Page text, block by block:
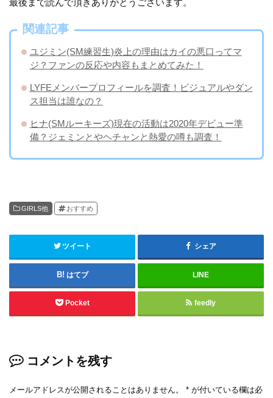
最後まで読んで頂きありがとうございます。
関連記事
ユジミン(SM練習生)炎上の理由はカイの悪口ってマ
ジ？ファンの反応や内容もまとめてみた！
LYFEメンバープロフィールを調査！ビジュアルやダン
ス担当は誰なの？
ヒナ(SMルーキーズ)現在の活動は2020年デビュー準
備？ジェミンとやヘチャンと熱愛の噂も調査！
GIRLS他 おすすめ
ツイート シェア
はてブ LINE
Pocket feedly
コメントを残す
メールアドレスが公開されることはありません。 * が付いている欄は必